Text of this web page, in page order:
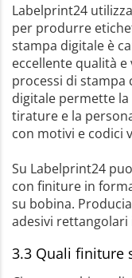
Labelprint24
per produrre
stampa digitale è
eccellente qualità
processi di stampa
digitale permette
tirature e la
con motivi e codici
Su Labelprint24
con finiture in
su bobina.
adesivi
3.3 Quali finiture